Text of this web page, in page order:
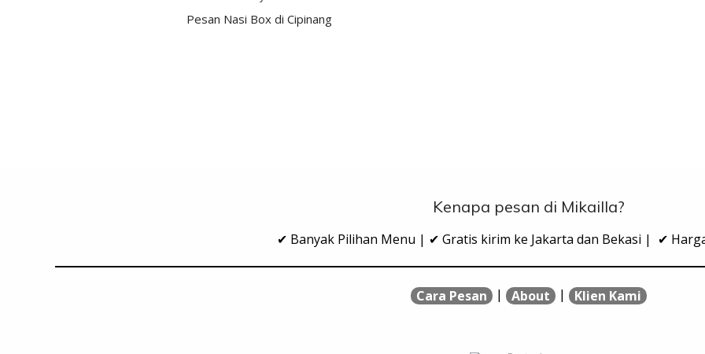
Pesan Nasi Box di Cipinang
Kenapa pesan di Mikailla?
✔ Banyak Pilihan Menu | ✔ Gratis kirim ke Jakarta dan Bekasi | ✔
Cara Pesan | About | Klien Kami